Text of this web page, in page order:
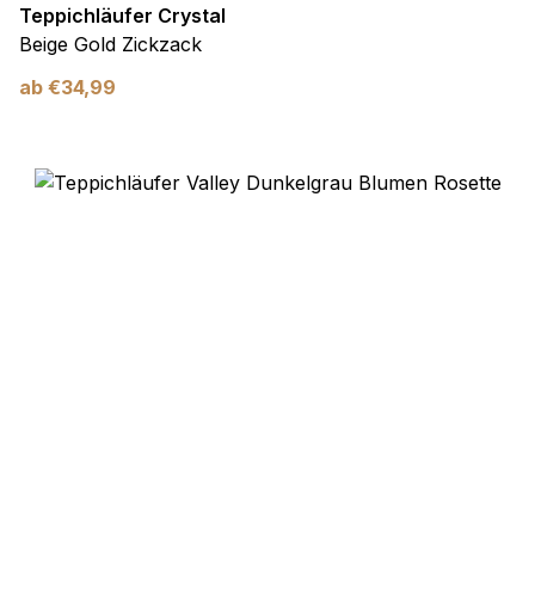
Teppichläufer Crystal
Beige Gold Zickzack
ab €34,99